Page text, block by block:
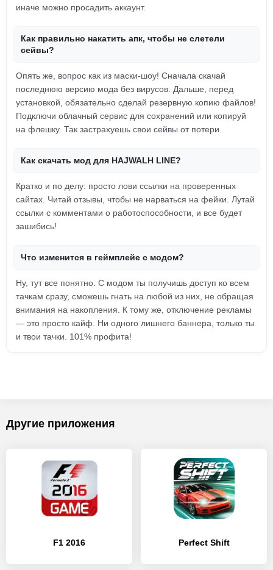
иначе можно просадить аккаунт.
Как правильно накатить апк, чтобы не слетели
сейвы?
Опять же, вопрос как из маски-шоу! Сначала скачай
последнюю версию мода без вирусов. Дальше, перед
установкой, обязательно сделай резервную копию файлов!
Подключи облачный сервис для сохранений или копируй
на флешку. Так застрахуешь свои сейвы от потери.
Как скачать мод для HAJWALH LINE?
Кратко и по делу: просто лови ссылки на проверенных
сайтах. Читай отзывы, чтобы не нарваться на фейки. Лутай
ссылки с комментами о работоспособности, и все будет
зашибись!
Что изменится в геймплейе с модом?
Ну, тут все понятно. С модом ты получишь доступ ко всем
тачкам сразу, сможешь гнать на любой из них, не обращая
внимания на накопления. К тому же, отключение рекламы
— это просто кайф. Ни одного лишнего баннера, только ты
и твои тачки. 101% профита!
Другие приложения
F1 2016 Perfect Shift